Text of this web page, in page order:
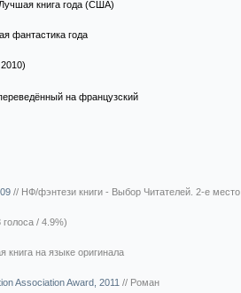
Лучшая книга года (США)
фантастика года
на французский
// НФ/фэнтези книги - Выбор Читателей. 2-е место
/ 4.9%)
книга на языке оригинала
Association Award, 2011 // Роман